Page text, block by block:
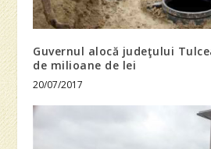
Guvernul alocă judeţului
de milioane de lei
20/07/2017